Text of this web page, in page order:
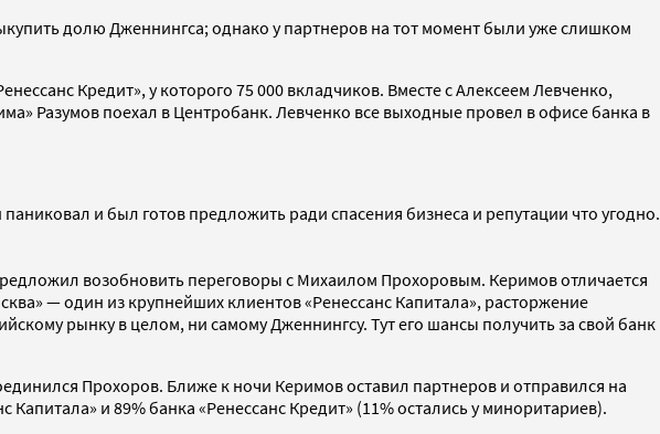
долю Дженнингса; однако у партнеров на тот момент были уже слишком
Кредит», у которого 75 000 вкладчиков. Вместе с Алексеем Левченко,
Разумов поехал в Центробанк. Левченко все выходные провел в офисе банка в
и был готов предложить ради спасения бизнеса и репутации что угодно.
возобновить переговоры с Михаилом Прохоровым. Керимов отличается
— один из крупнейших клиентов «Ренессанс Капитала», расторжение
рынку в целом, ни самому Дженнингсу. Тут его шансы получить за свой банк
Прохоров. Ближе к ночи Керимов оставил партнеров и отправился на
и 89% банка «Ренессанс Кредит» (11% остались у миноритариев).